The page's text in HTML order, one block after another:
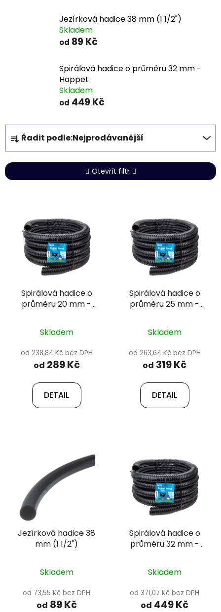
Jezírková hadice 38 mm (1 1/2")
Skladem
od 89 Kč
Spirálová hadice o průměru 32 mm -
Happet
Skladem
od 449 Kč
Ř
a
z
e
n
Řadit podle:Nejprodávanější
Otevřít filtr
Spirálová hadice o
průměru 20 mm -
Skladem
od 238,84 Kč bez DPH
od 289 Kč
DETAIL
Spirálová hadice o
průměru 25 mm -
Skladem
od 263,64 Kč bez DPH
od 319 Kč
DETAIL
Jezírková hadice 38
mm (1 1/2")
Skladem
od 73,55 Kč bez DPH
od 89 Kč
Spirálová hadice o
průměru 32 mm -
Skladem
od 371,07 Kč bez DPH
od 449 Kč